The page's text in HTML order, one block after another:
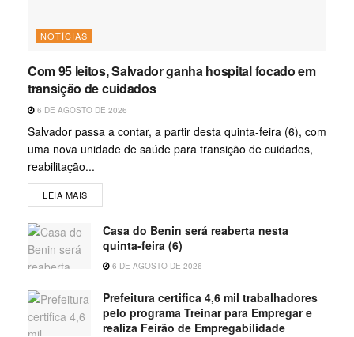
NOTÍCIAS
Com 95 leitos, Salvador ganha hospital focado em
transição de cuidados
6 DE AGOSTO DE 2026
Salvador passa a contar, a partir desta quinta-feira (6), com
uma nova unidade de saúde para transição de cuidados,
reabilitação...
LEIA MAIS
Casa do Benin será reaberta nesta
quinta-feira (6)
6 DE AGOSTO DE 2026
Prefeitura certifica 4,6 mil trabalhadores
pelo programa Treinar para Empregar e
realiza Feirão de Empregabilidade